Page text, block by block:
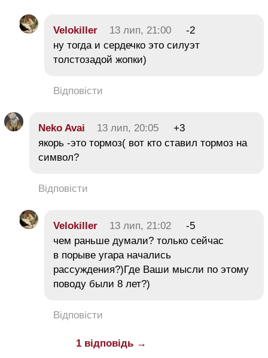
Velokiller 13 лип, 21:00
-2
ну тогда и сердечко это силуэт
толстозадой жопки)
Відповісти
Neko Avai 13 лип, 20:05
+3
якорь -это тормоз( вот кто ставил тормоз на
символ?
Відповісти
Velokiller 13 лип, 21:02
-5
чем раньше думали? только сейчас
в порыве угара начались
рассуждения?)Где Ваши мысли по этому
поводу были 8 лет?)
Відповісти
1 відповідь →